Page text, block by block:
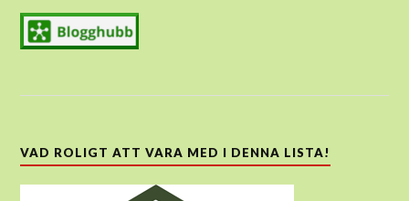
VAD ROLIGT ATT VARA MED I DENNA LISTA!